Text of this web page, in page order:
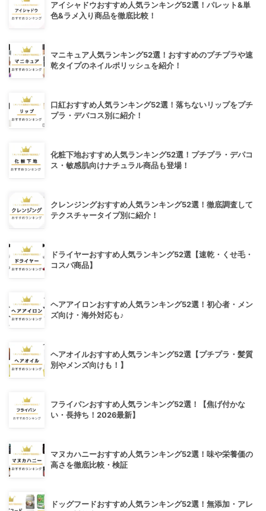
アイシャドウおすすめ人気ランキング52選！パレット&単
色&ラメ入り商品を徹底比較！
マニキュア人気ランキング52選！おすすめのプチプラや速
乾タイプのネイルポリッシュを紹介！
口紅おすすめ人気ランキング52選！落ちないリップをプチ
プラ・デパコス別に紹介！
化粧下地おすすめ人気ランキング52選！プチプラ・デパコ
ス・敏感肌向けナチュラル商品も登場！
クレンジングおすすめ人気ランキング52選！徹底調査して
テクスチャータイプ別に紹介！
ドライヤーおすすめ人気ランキング52選【速乾・くせ毛・
コスパ商品】
ヘアアイロンおすすめ人気ランキング52選！初心者・メン
ズ向け・海外対応も♪
ヘアオイルおすすめ人気ランキング52選【プチプラ・髪質
別やメンズ向けも！】
フライパンおすすめ人気ランキング52選！【焦げ付かな
い・長持ち！2026最新】
マヌカハニーおすすめ人気ランキング52選！味や栄養価の
高さを徹底比較・検証
ドッグフードおすすめ人気ランキング52選！無添加・アレ